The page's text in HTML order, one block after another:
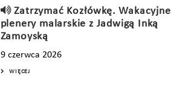
Zatrzymać Kozłówkę. Wakacyjne
plenery malarskie z Jadwigą Inką
Zamoyską
9 czerwca 2026
WIĘCEJ